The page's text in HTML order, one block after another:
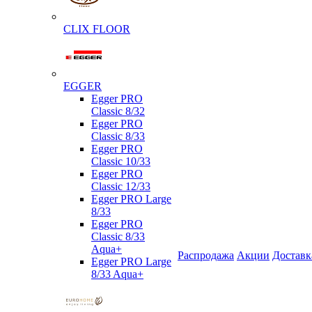
CLIX FLOOR
EGGER
Egger PRO
Classic 8/32
Egger PRO
Classic 8/33
Egger PRO
Classic 10/33
Egger PRO
Classic 12/33
Egger PRO Large
8/33
Egger PRO
Classic 8/33
Aqua+
Egger PRO Large
8/33 Aqua+
Распродажа Акции